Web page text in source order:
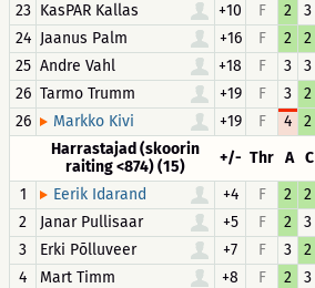
23 KasPAR Kallas +10 F 2 3
24 Jaanus Palm +16 F 2 2
25 Andre Vahl +18 F 3 3
26 Tarmo Trumm +19 F 3 2
26
Markko Kivi +19 F 4 2
Harrastajad (skoorin
raiting <874) (15)
+/- Thr A C
1
Eerik Idarand +4 F 2 2
2
Janar Pullisaar +5 F 2 3
3
Erki Põlluveer +7 F 3 2
4
Mart Timm +8 F 2 3